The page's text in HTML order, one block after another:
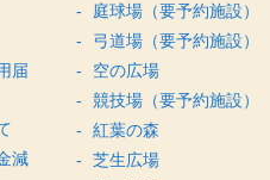
届
減
庭球場（要予約施設）
弓道場（要予約施設）
空の広場
競技場（要予約施設）
紅葉の森
芝生広場